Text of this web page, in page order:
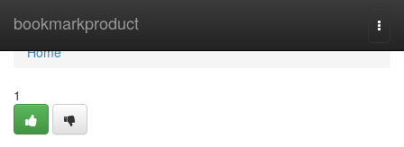
bookmarkproduct
Home
Home
1